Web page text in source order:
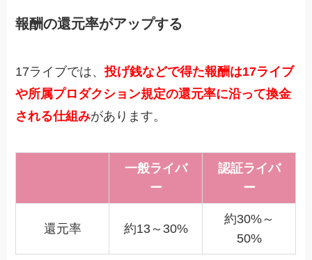
報酬の還元率がアップする
17ライブでは、投げ銭などで得た報酬は17ライブ
や所属プロダクション規定の還元率に沿って換金
される仕組みがあります。
一般ライバ
ー
認証ライバ
ー
還元率 約13～30%
約30%～
50%